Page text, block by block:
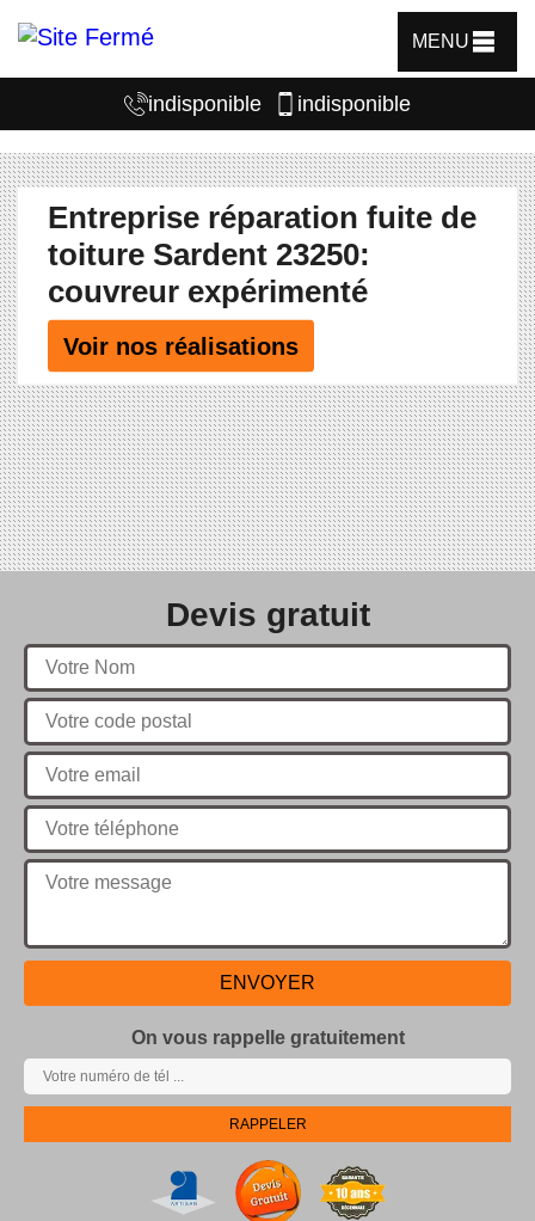
MENU
indisponible indisponible
Entreprise réparation fuite de
toiture Sardent 23250:
couvreur expérimenté
Voir nos réalisations
Devis gratuit
On vous rappelle gratuitement